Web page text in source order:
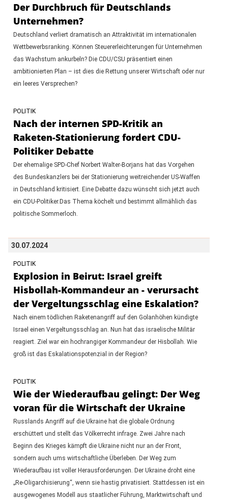
Der Durchbruch für Deutschlands
Unternehmen?
Deutschland verliert dramatisch an Attraktivität im internationalen
Wettbewerbsranking. Können Steuererleichterungen für Unternehmen
das Wachstum ankurbeln? Die CDU/CSU präsentiert einen
ambitionierten Plan – ist dies die Rettung unserer Wirtschaft oder nur
ein leeres Versprechen?
POLITIK
Nach der internen SPD-Kritik an
Raketen-Stationierung fordert CDU-
Politiker Debatte
Der ehemalige SPD-Chef Norbert Walter-Borjans hat das Vorgehen
des Bundeskanzlers bei der Stationierung weitreichender US-Waffen
in Deutschland kritisiert. Eine Debatte dazu wünscht sich jetzt auch
ein CDU-Politiker.Das Thema köchelt und bestimmt allmählich das
politische Sommerloch.
30.07.2024
POLITIK
Explosion in Beirut: Israel greift
Hisbollah-Kommandeur an - verursacht
der Vergeltungsschlag eine Eskalation?
Nach einem tödlichen Raketenangriff auf den Golanhöhen kündigte
Israel einen Vergeltungsschlag an. Nun hat das israelische Militär
reagiert. Ziel war ein hochrangiger Kommandeur der Hisbollah. Wie
groß ist das Eskalationspotenzial in der Region?
POLITIK
Wie der Wiederaufbau gelingt: Der Weg
voran für die Wirtschaft der Ukraine
Russlands Angriff auf die Ukraine hat die globale Ordnung
erschüttert und stellt das Völkerrecht infrage. Zwei Jahre nach
Beginn des Krieges kämpft die Ukraine nicht nur an der Front,
sondern auch ums wirtschaftliche Überleben. Der Weg zum
Wiederaufbau ist voller Herausforderungen. Der Ukraine droht eine
„Re-Oligarchisierung“, wenn sie hastig privatisiert. Stattdessen ist ein
ausgewogenes Modell aus staatlicher Führung, Marktwirtschaft und